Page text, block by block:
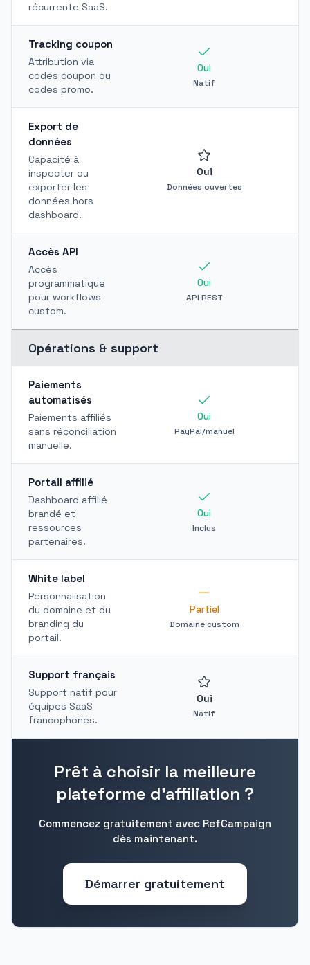
récurrente SaaS.
Tracking coupon
Attribution via
codes coupon ou
codes promo.
Oui
Natif
Export de
données
Capacité à
inspecter ou
exporter les
données hors
dashboard.
Oui
Données ouvertes
Accès API
Accès
programmatique
pour workflows
custom.
Oui
API REST
Opérations & support
Paiements
automatisés
Paiements affiliés
sans réconciliation
manuelle.
Oui
PayPal/manuel
Portail affilié
Dashboard affilié
brandé et
ressources
partenaires.
Oui
Inclus
White label
Personnalisation
du domaine et du
branding du
portail.
Partiel
Domaine custom
Support français
Support natif pour
équipes SaaS
francophones.
Oui
Natif
Prêt à choisir la meilleure
plateforme d'affiliation ?
Commencez gratuitement avec RefCampaign
dès maintenant.
Démarrer gratuitement